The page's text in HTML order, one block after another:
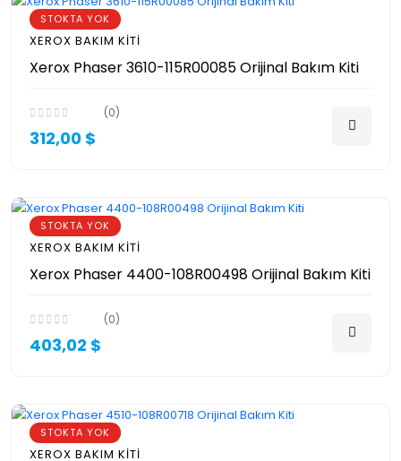
STOKTA YOK
XEROX BAKIM KITI
Xerox Phaser 3610-115R00085 Orijinal Bakım Kiti
(0)
312,00 $
STOKTA YOK
XEROX BAKIM KITI
Xerox Phaser 4400-108R00498 Orijinal Bakım Kiti
(0)
403,02 $
STOKTA YOK
XEROX BAKIM KITI